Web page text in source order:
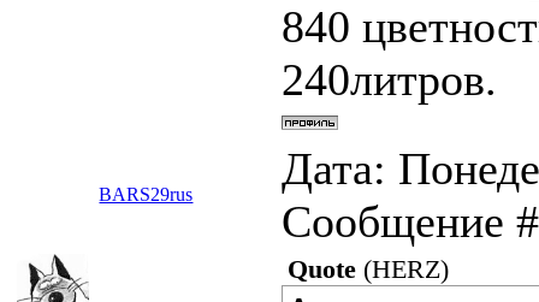
840
240литров.
BARS29rus
Дата:
Сообщение
Quote(HERZ)